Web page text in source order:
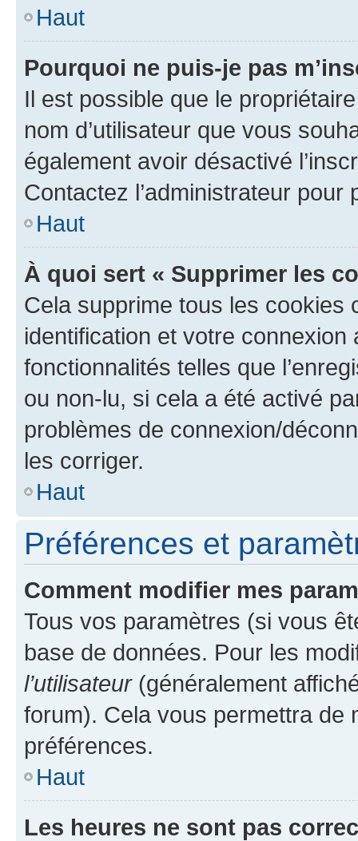
Haut
Pourquoi ne puis-je pas
Il est possible que le
nom d’utilisateur que vous
également avoir désactivé
Contactez l’administrateur
Haut
À quoi sert « Supprimer les
Cela supprime tous les cookies
identification et votre
fonctionnalités telles que
ou non-lu, si cela a été activé
problèmes de connexion/
les corriger.
Haut
Préférences et
Comment modifier mes
Tous vos paramètres (si vous
base de données. Pour les
l’utilisateur(généralement
forum). Cela vous permettra de
préférences.
Haut
Les heures ne sont pas